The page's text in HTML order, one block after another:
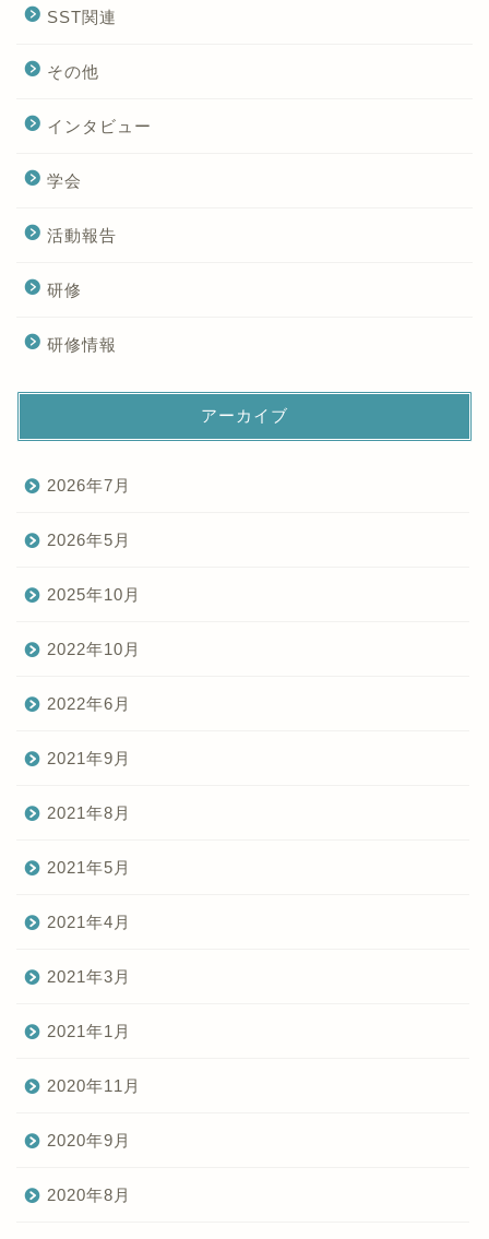
SST関連
その他
インタビュー
学会
活動報告
研修
研修情報
アーカイブ
2026年7月
2026年5月
2025年10月
2022年10月
2022年6月
2021年9月
2021年8月
2021年5月
2021年4月
2021年3月
2021年1月
2020年11月
2020年9月
2020年8月